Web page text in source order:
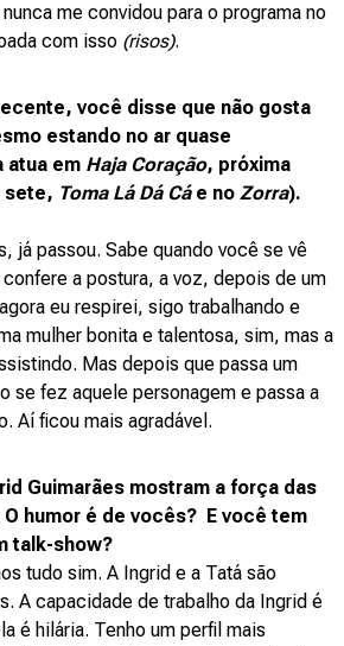
me convidou para o programa no
com isso (risos).
você disse que não gosta
estando no ar quase
atua em Haja Coração, próxima
sete, Toma Lá Dá Cá e no Zorra).
já passou. Sabe quando você se vê
a postura, a voz, depois de um
eu respirei, sigo trabalhando e
mulher bonita e talentosa, sim, mas a
Mas depois que passa um
se fez aquele personagem e passa a
Aí ficou mais agradável.
Guimarães mostram a força das
O humor é de vocês? E você tem
talk-show?
tudo sim. A Ingrid e a Tatá são
A capacidade de trabalho da Ingrid é
é hilária. Tenho um perfil mais